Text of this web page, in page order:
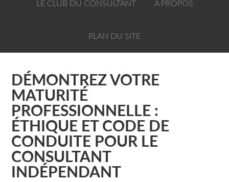
LE CLUB DU CONSULTANT À PROPOS
PLAN DU SITE
DÉMONTREZ VOTRE
MATURITÉ
PROFESSIONNELLE :
ÉTHIQUE ET CODE DE
CONDUITE POUR LE
CONSULTANT
INDÉPENDANT